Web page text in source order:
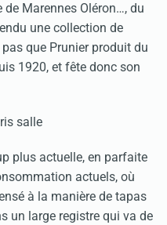
de Marennes Oléron…, du
une collection de
que Prunier produit du
1920, et fête donc son
plus actuelle, en parfaite
actuels, où
à la manière de tapas
un large registre qui va de